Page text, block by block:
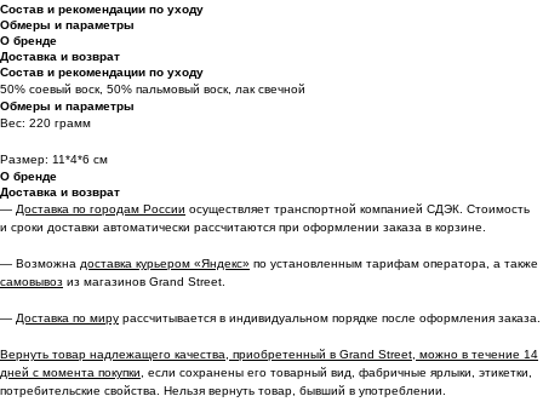
Состав и рекомендации по уходу
Обмеры и параметры
О бренде
Доставка и возврат
Состав и рекомендации по уходу
50% соевый воск, 50% пальмовый воск, лак свечной
Обмеры и параметры
Вес: 220 грамм
Размер: 11*4*6 см
О бренде
Доставка и возврат
— Доставка по городам России осуществляет транспортной компанией СДЭК. Стоимость
и сроки доставки автоматически рассчитаются при оформлении заказа в корзине.
— Возможна доставка курьером «Яндекс» по установленным тарифам оператора, а также
самовывоз из магазинов Grand Street.
— Доставка по миру рассчитывается в индивидуальном порядке после оформления заказа.
Вернуть товар надлежащего качества, приобретенный в Grand Street, можно в течение 14
дней с момента покупки,
если сохранены его товарный вид, фабричные ярлыки, этикетки,
потребительские свойства. Нельзя вернуть товар, бывший в употреблении.